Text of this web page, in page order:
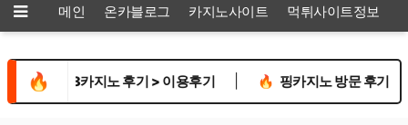
메뉴 메인 온카블로그 카지노사이트 먹튀사이트정보
🔥
벳88카지노 후기 > 이용후기| 핑카지노 방문 후기: 잊지